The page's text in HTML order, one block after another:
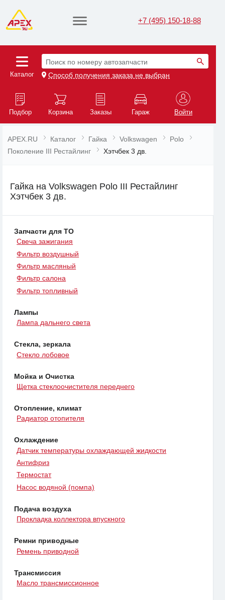
+7 (495) 150-18-88
Каталог
Поиск по номеру автозапчасти
Способ получения заказа не выбран
Подбор Корзина Заказы Гараж Войти
APEX.RU Каталог Гайка Volkswagen
Polo
Поколение III Рестайлинг
Хэтчбек 3 дв.
Гайка на Volkswagen Polo III Рестайлинг
Хэтчбек 3 дв.
Запчасти для ТО
Свеча зажигания
Фильтр воздушный
Фильтр масляный
Фильтр салона
Фильтр топливный
Лампы
Лампа дальнего света
Стекла, зеркала
Стекло лобовое
Мойка и Очистка
Щетка стеклоочистителя переднего
Отопление, климат
Радиатор отопителя
Охлаждение
Датчик температуры охлаждающей жидкости
Антифриз
Термостат
Насос водяной (помпа)
Подача воздуха
Прокладка коллектора впускного
Ремни приводные
Ремень приводной
Трансмиссия
Масло трансмиссионное